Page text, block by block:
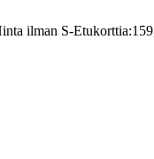
ilman S-Etukorttia: